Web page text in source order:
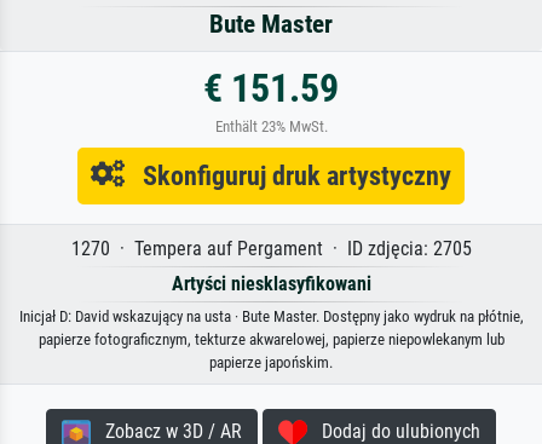
Bute Master
€ 151.59
Enthält 23% MwSt.
Skonfiguruj druk artystyczny
1270 · Tempera auf Pergament · ID zdjęcia: 2705
Artyści niesklasyfikowani
Inicjał D: David wskazujący na usta · Bute Master. Dostępny jako wydruk na płótnie,
papierze fotograficznym, tekturze akwarelowej, papierze niepowlekanym lub
papierze japońskim.
Zobacz w 3D / AR Dodaj do ulubionych